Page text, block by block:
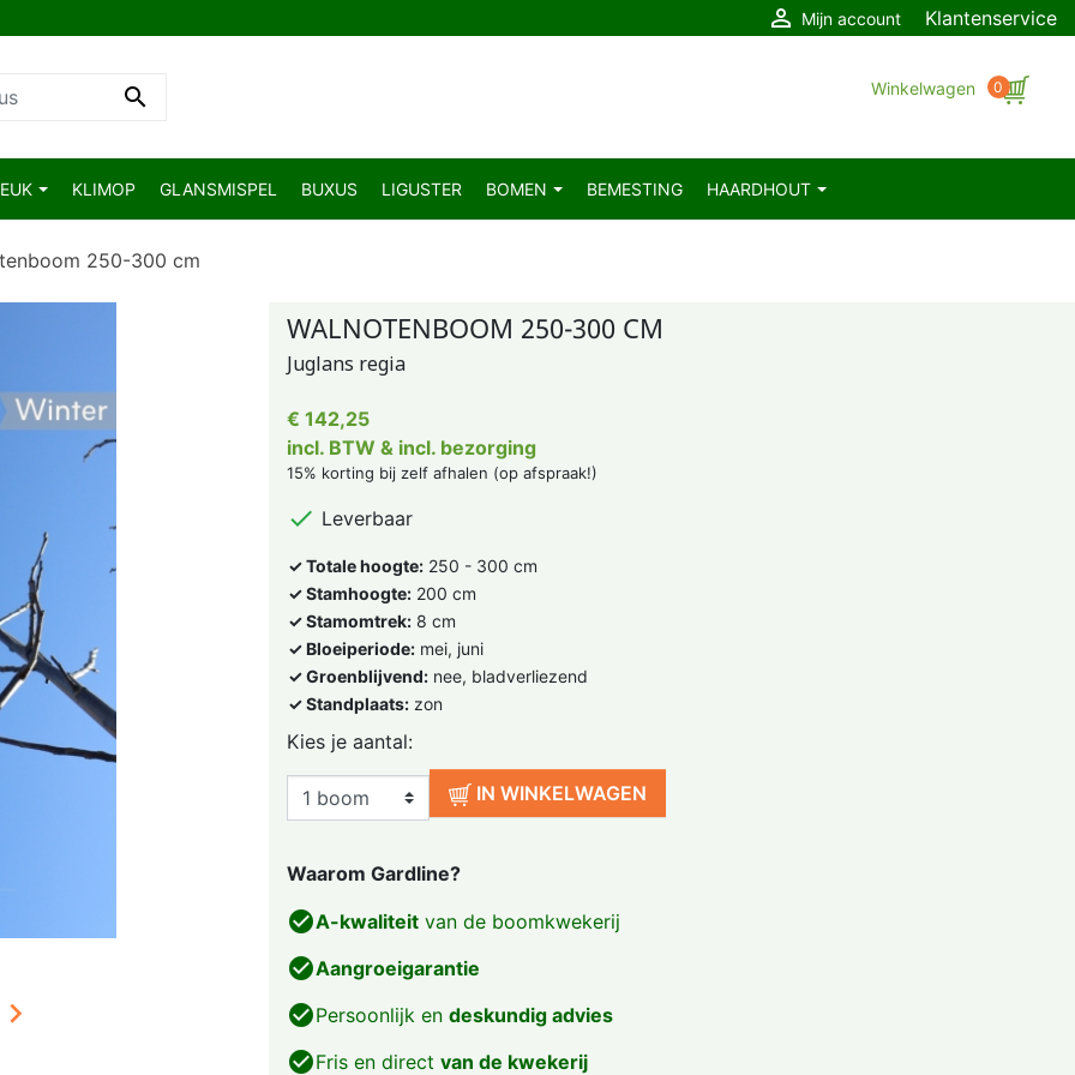
 Mijn account Klantenservice
 Winkelwagen 0
KLIMOP GLANSMISPEL BUXUS LIGUSTER BOMEN BEMESTING HAARDHOUT
250-300 cm
WALNOTENBOOM 250-300 CM
Juglans regia
€ 142,25
incl. BTW & incl. bezorging
15% korting bij zelf afhalen (op afspraak!)
 Leverbaar
✓ Totale hoogte:250 - 300 cm
✓ Stamhoogte:200 cm
✓ Stamomtrek:8 cm
✓ Bloeiperiode:mei, juni
✓ Groenblijvend:nee, bladverliezend
✓ Standplaats:zon
Kies je aantal:
IN WINKELWAGEN
Waarom Gardline?
check_circleA-kwaliteitvan de boomkwekerij
check_circleAangroeigarantie
check_circlePersoonlijk en deskundig advies
check_circleFris en direct van de kwekerij